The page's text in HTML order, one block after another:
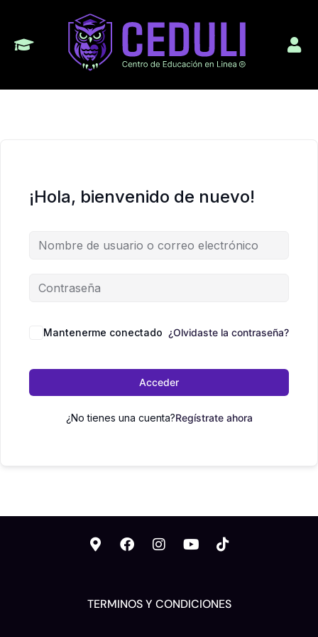
¡Hola, bienvenido de nuevo!
Mantenerme conectado ¿Olvidaste la contraseña?
Acceder
¿No tienes una cuenta?Regístrate ahora
TERMINOS Y CONDICIONES